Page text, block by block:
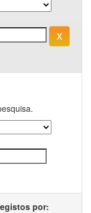
por: